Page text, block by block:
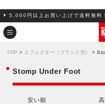
5,000円以上お買い上げで送料無料
TOP > エフェクター（ブランド別） >
Stomp Under Foot
安い順